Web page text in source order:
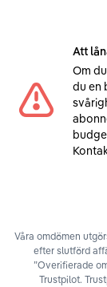
Att
Om
du en
Våra omdömen
efter slutförd
”Overifierade
Trustpilot.